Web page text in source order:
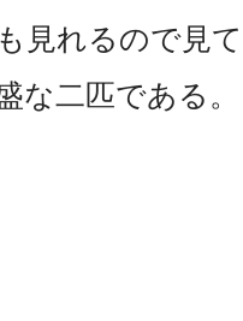
見れるので見
な二匹である。